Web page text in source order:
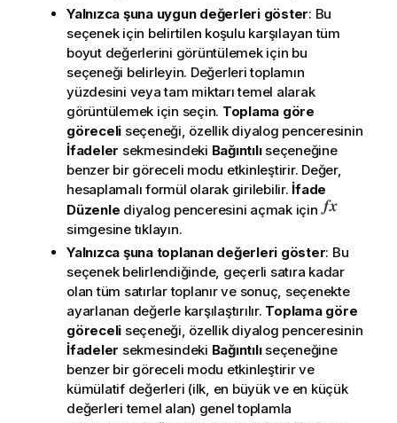
Yalnızca şuna uygun değerleri göster: Bu
seçenek için belirtilen koşulu karşılayan tüm
boyut değerlerini görüntülemek için bu
seçeneği belirleyin. Değerleri toplamın
yüzdesini veya tam miktarı temel alarak
görüntülemek için seçin. Toplama göre
göreceli seçeneği, özellik diyalog penceresinin
İfadeler sekmesindeki Bağıntılı seçeneğine
benzer bir göreceli modu etkinleştirir. Değer,
hesaplamalı formül olarak girilebilir. İfade
Düzenle diyalog penceresini açmak için
simgesine tıklayın.
Yalnızca şuna toplanan değerleri göster: Bu
seçenek belirlendiğinde, geçerli satıra kadar
olan tüm satırlar toplanır ve sonuç, seçenekte
ayarlanan değerle karşılaştırılır. Toplama göre
göreceli seçeneği, özellik diyalog penceresinin
İfadeler sekmesindeki Bağıntılı seçeneğine
benzer bir göreceli modu etkinleştirir ve
kümülatif değerleri (ilk, en büyük ve en küçük
değerleri temel alan) genel toplamla